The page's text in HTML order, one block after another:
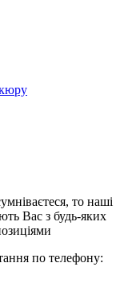
то наші
Вас з будь-яких
по телефону: